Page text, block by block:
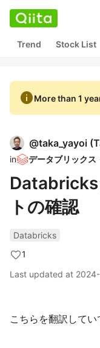
Trend Stock List
infoMore than 1
@taka_yayoi (
in
トの確認
Databricks
1
Last updated at
こちらを翻訳してい